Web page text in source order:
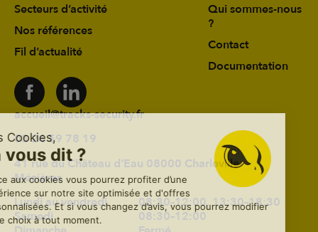
Secteurs d’activité
Nos références
Fil d’actualité
Qui sommes-nous
?
Contact
Documentation
accueil@tracks-security.fr
03 24 59 78 19
41 rue du Château d’Eau 08000 Charleville-
Mézières
Lundi au vendredi
08:30–12:00, 13:30–18:30
Samedi
08:30–12:00